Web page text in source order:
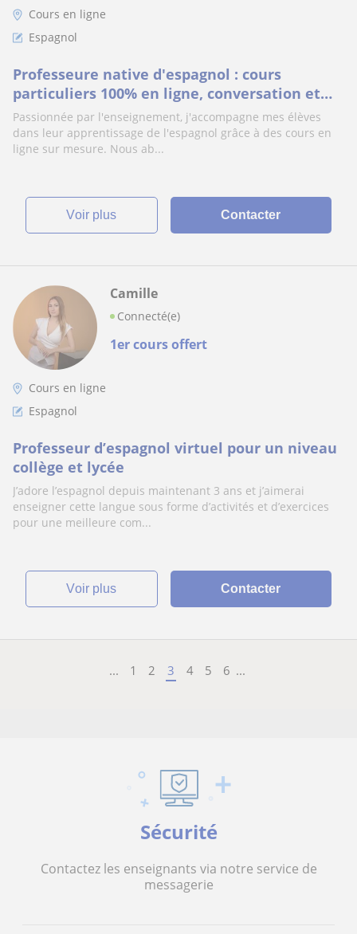
Cours en ligne
Espagnol
Professeure native d'espagnol : cours
particuliers 100% en ligne, conversation et
tous niveaux
Passionnée par l'enseignement, j'accompagne mes élèves
dans leur apprentissage de l'espagnol grâce à des cours en
ligne sur mesure. Nous ab...
voir plus Contacter
1er cours offert
Camille
Connecté(e)
Cours en ligne
Espagnol
Professeur d’espagnol virtuel pour un niveau
collège et lycée
J’adore l’espagnol depuis maintenant 3 ans et j’aimerai
enseigner cette langue sous forme d’activités et d’exercices
pour une meilleure com...
voir plus Contacter
... 1 2 3 4 5 6 ...
Sécurité
Contactez les enseignants via notre service de
messagerie